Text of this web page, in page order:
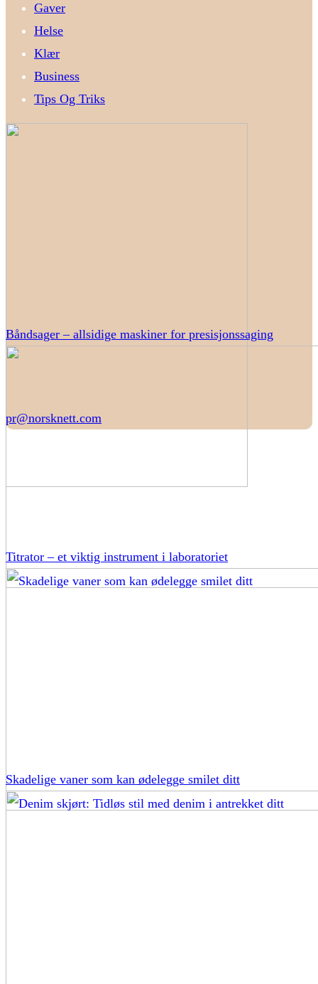
Gaver
Helse
Klær
Business
Tips Og Triks
Båndsager – allsidige maskiner for presisjonssaging
Titrator – et viktig instrument i laboratoriet
Skadelige vaner som kan ødelegge smilet ditt
pr@norsknett.com